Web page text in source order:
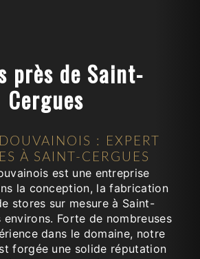
près de Saint-
Cergues
: EXPERT
À SAINT-CERGUES
est une entreprise
la conception, la fabrication
stores sur mesure à Saint-
environs. Forte de nombreuses
dans le domaine, notre
forgée une solide réputation